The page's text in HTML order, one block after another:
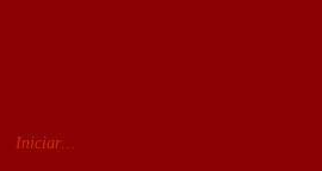
Iniciar sesión